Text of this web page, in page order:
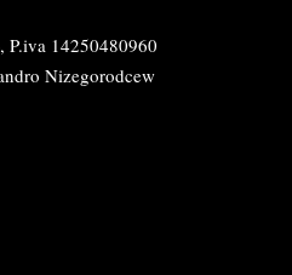
, P.iva 14250480960
Nizegorodcew